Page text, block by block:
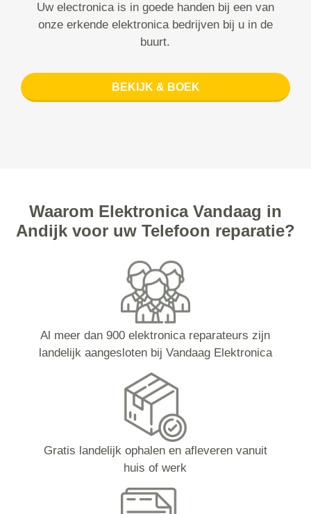
Uw electronica is in goede handen bij een van
onze erkende elektronica bedrijven bij u in de
buurt.
BEKIJK & BOEK
Waarom Elektronica Vandaag in
Andijk voor uw Telefoon reparatie?
Al meer dan 900 elektronica reparateurs zijn
landelijk aangesloten bij Vandaag Elektronica
Gratis landelijk ophalen en afleveren vanuit
huis of werk